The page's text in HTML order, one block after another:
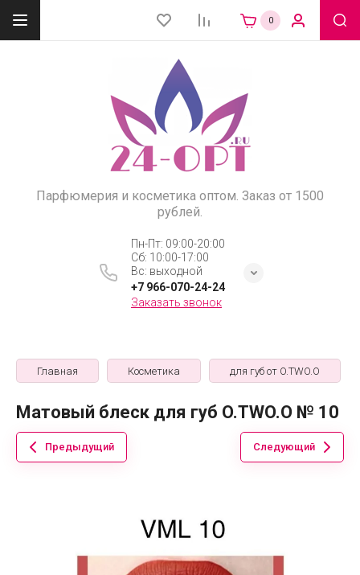
0
Парфюмерия и косметика оптом. Заказ от 1500
рублей.
Пн-Пт: 09:00-20:00
Сб: 10:00-17:00
Вс: выходной
+7 966-070-24-24
Заказать звонок
Главная Косметика для губ от O.TWO.O
Матовый блеск для губ O.TWO.O № 10
Предыдущий Следующий